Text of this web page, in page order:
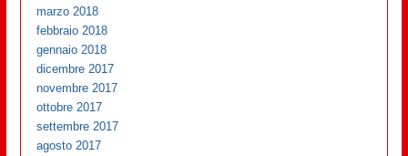
marzo 2018
febbraio 2018
gennaio 2018
dicembre 2017
novembre 2017
ottobre 2017
settembre 2017
agosto 2017